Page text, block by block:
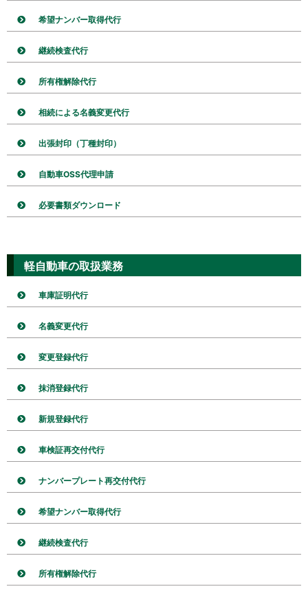
希望ナンバー取得代行
継続検査代行
所有権解除代行
相続による名義変更代行
出張封印（丁種封印）
自動車OSS代理申請
必要書類ダウンロード
軽自動車の取扱業務
車庫証明代行
名義変更代行
変更登録代行
抹消登録代行
新規登録代行
車検証再交付代行
ナンバープレート再交付代行
希望ナンバー取得代行
継続検査代行
所有権解除代行